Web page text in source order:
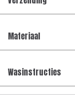
Materiaal
Wasinstructies